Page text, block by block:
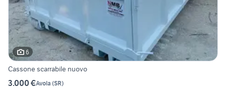
6
Cassone scarrabile nuovo
3.000 €Avola (SR)